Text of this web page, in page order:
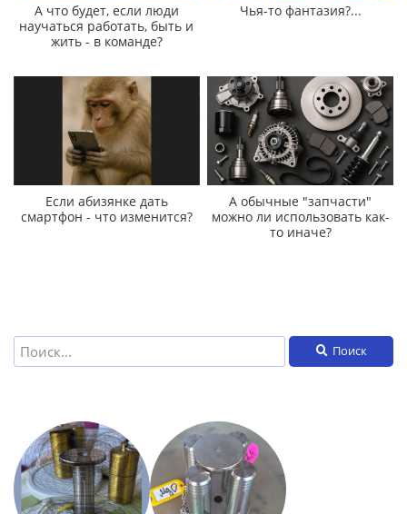
А что будет, если люди
научаться работать, быть и
жить - в команде?
Чья-то фантазия?...
Если абизянке дать
смартфон - что изменится?
А обычные "запчасти"
можно ли использовать как-
то иначе?
Поиск